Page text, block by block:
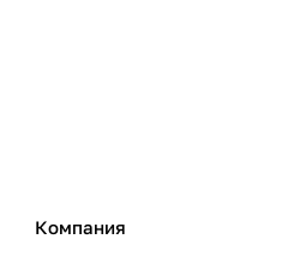
Компания